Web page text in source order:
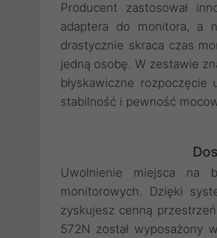
Producent zastosował
adaptera do monitora, a
drastycznie skraca czas
jedną osobę. W zestawie
błyskawiczne
stabilność i pewność
Uwolnienie miejsca na
monitorowych. Dzięki
zyskujesz cenną
572N został wyposażony